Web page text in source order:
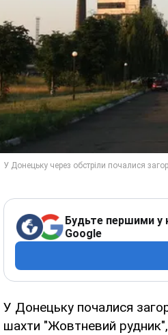
Будьте першими у
Google
У Донецьку почалися
шахти "Жовтневий рудник",